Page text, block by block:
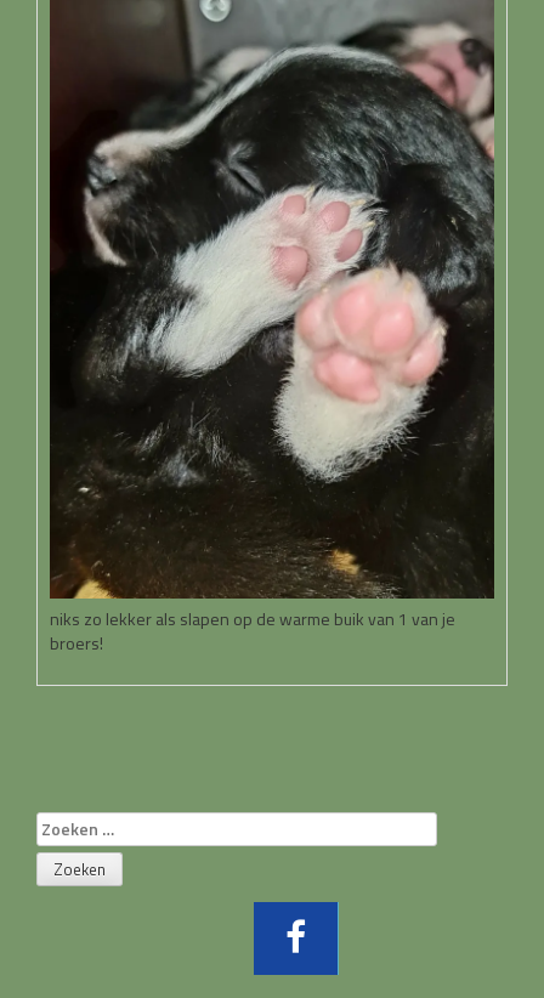
niks zo lekker als slapen op de warme buik van 1 van je
broers!
Zoeken
naar: